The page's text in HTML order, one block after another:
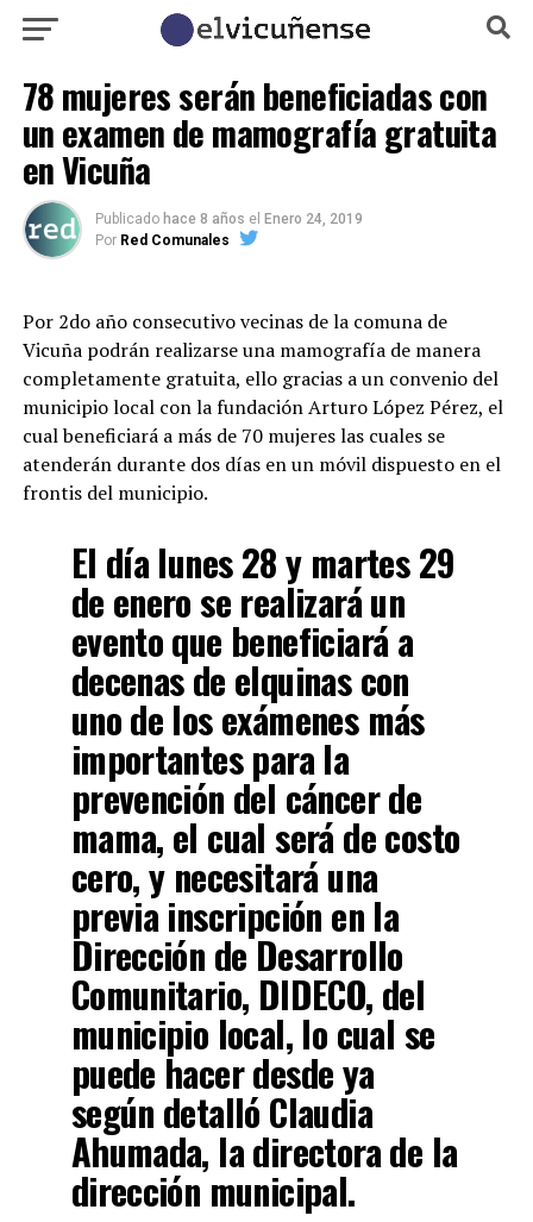
78 mujeres serán beneficiadas con
un examen de mamografía gratuita
en Vicuña
Publicado hace 8 años el Enero 24, 2019
Por Red Comunales
Por 2do año consecutivo vecinas de la comuna de
Vicuña podrán realizarse una mamografía de manera
completamente gratuita, ello gracias a un convenio del
municipio local con la fundación Arturo López Pérez, el
cual beneficiará a más de 70 mujeres las cuales se
atenderán durante dos días en un móvil dispuesto en el
frontis del municipio.
El día lunes 28 y martes 29
de enero se realizará un
evento que beneficiará a
decenas de elquinas con
uno de los exámenes más
importantes para la
prevención del cáncer de
mama, el cual será de costo
cero, y necesitará una
previa inscripción en la
Dirección de Desarrollo
Comunitario, DIDECO, del
municipio local, lo cual se
puede hacer desde ya
según detalló Claudia
Ahumada, la directora de la
dirección municipal.